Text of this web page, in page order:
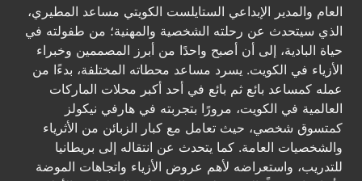
العام والمدير الإبداعي الستايلست الكويتي مساعد المطيري،
الذي سيتحدث عن رحلته الشخصية والمهنية؛ من طفولته في
حياة البادية، إلى أن أصبح واحدًا من أبرز المصممين وخبراء
الأزياء في الكويت. يسرد مساعد محطاته المختلفة، بدءًا من
عمله كمساعد بائع ثم بائع في أحد أكبر محلات الماركات
العالمية في الكويت، مرورًا بتجربته في هارفي نيكولز
كمتسوق شخصي، حيث تعامل مع كبار الزبائن من الأثرياء
والشخصيات العامة. كما يتحدث عن انتقاله إلى بريطانيا
للتدريب، واستعراضه لأهم عروض الأزياء واتجاهات الموضة